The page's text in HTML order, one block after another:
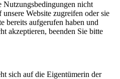
Nutzungsbedingungen nicht
Website zugreifen oder sie
bereits aufgerufen haben und
akzeptieren, beenden Sie bitte
sich auf die Eigentümerin der